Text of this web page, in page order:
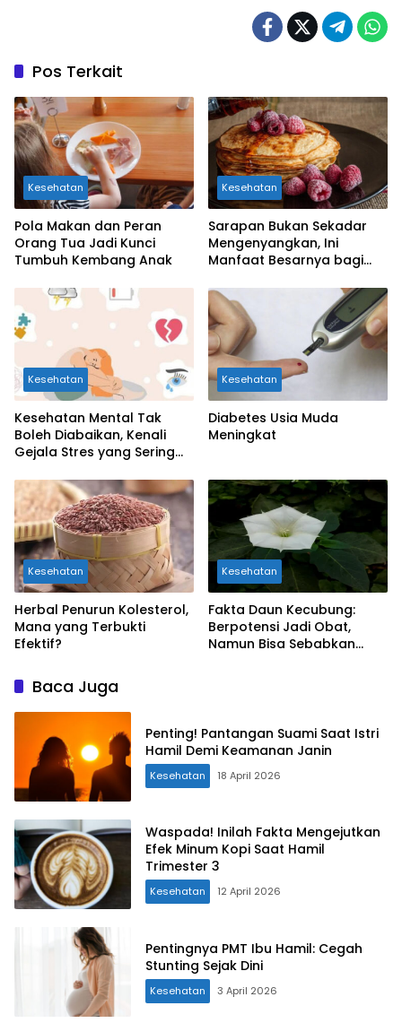
Pos Terkait
Kesehatan
Pola Makan dan Peran
Orang Tua Jadi Kunci
Tumbuh Kembang Anak
Kesehatan
Sarapan Bukan Sekadar
Mengenyangkan, Ini
Manfaat Besarnya bagi
Kesehatan
Kesehatan Mental Tak
Boleh Diabaikan, Kenali
Gejala Stres yang Sering
Kesehatan
Diabetes Usia Muda
Meningkat
Kesehatan
Herbal Penurun Kolesterol,
Mana yang Terbukti
Efektif?
Kesehatan
Fakta Daun Kecubung:
Berpotensi Jadi Obat,
Namun Bisa Sebabkan
Baca Juga
Penting! Pantangan Suami Saat Istri
Hamil Demi Keamanan Janin
Kesehatan 18 April 2026
Waspada! Inilah Fakta Mengejutkan
Efek Minum Kopi Saat Hamil
Trimester 3
Kesehatan 12 April 2026
Pentingnya PMT Ibu Hamil: Cegah
Stunting Sejak Dini
Kesehatan 3 April 2026